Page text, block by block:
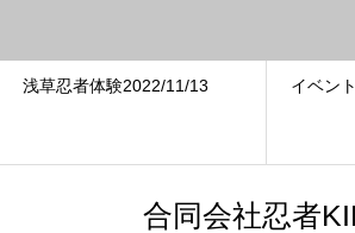
浅草忍者体験2022/11/13 イベン
合同会社忍者